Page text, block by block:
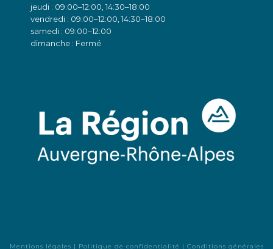
jeudi : 09:00–12:00, 14:30–18:00
vendredi : 09:00–12:00, 14:30–18:00
samedi : 09:00–12:00
dimanche : Fermé
Mentions légales | Politique de confidentialité | Conditions générales